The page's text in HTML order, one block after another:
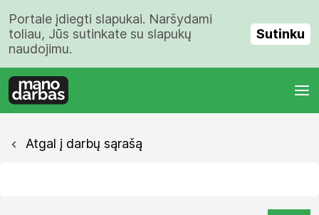
Portale įdiegti slapukai. Naršydami
toliau, Jūs sutinkate su slapukų
naudojimu.
Sutinku
Atgal į darbų sąrašą